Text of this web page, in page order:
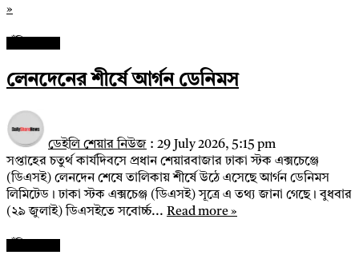
»
লেনদেনের শীর্ষে আর্গন ডেনিমস
ডেইলি শেয়ার নিউজ : 29 July 2026, 5:15 pm
সপ্তাহের চতুর্থ কার্যদিবসে প্রধান শেয়ারবাজার ঢাকা স্টক এক্সচেঞ্জে
(ডিএসই) লেনদেন শেষে তালিকায় শীর্ষে উঠে এসেছে আর্গন ডেনিমস
লিমিটেড। ঢাকা স্টক এক্সচেঞ্জ (ডিএসই) সূত্রে এ তথ্য জানা গেছে। বুধবার
(২৯ জুলাই) ডিএসইতে সবোর্চ্চ... Read more »